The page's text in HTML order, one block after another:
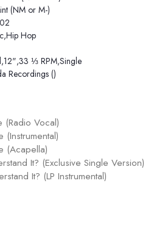
(NM or M-)
,Hip Hop
,12",33 ⅓ RPM,Single
Recordings ()
(Radio Vocal)
(Instrumental)
(Acapella)
It? (Exclusive Single Version)
It? (LP Instrumental)